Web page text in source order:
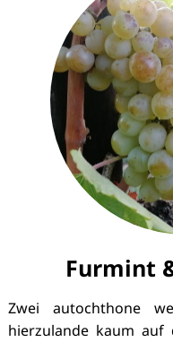
Furmint
Zwei autochthone
hierzulande kaum auf